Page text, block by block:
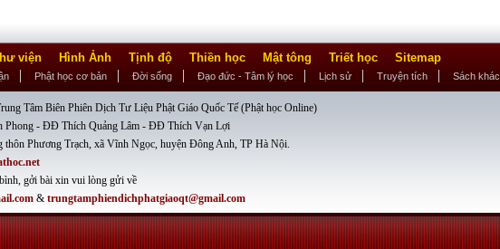
viện Hình Ảnh Tịnh độ Thiền học Mật tông Triết học Sitemap
Phật học cơ bản Đời sống Đạo đức - Tâm lý học Lịch sử Truyện tích Sách khác
Tâm Biên Phiên Dịch Tư Liệu Phật Giáo Quốc Tế (Phật học Online)
Phong - ĐĐ Thích Quảng Lâm - ĐĐ Thích Vạn Lợi
thôn Phương Trạch, xã Vĩnh Ngọc, huyện Đông Anh, TP Hà Nội.
gởi bài xin vui lòng gửi về
& trungtamphiendichphatgiaoqt@gmail.com